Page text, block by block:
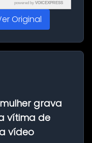
powered by VOICEXPRESS
Original
grava
vítima de
vídeo